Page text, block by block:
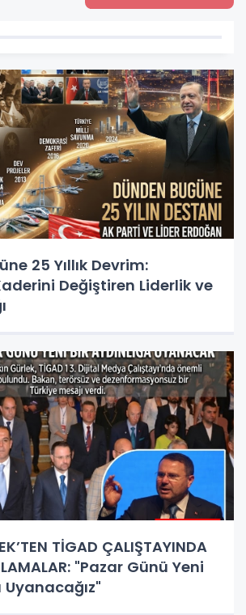
25 Yıllık Devrim:
Değiştiren Liderlik ve
TİGAD ÇALIŞTAYINDA
"Pazar Günü Yeni
Uyanacağız"